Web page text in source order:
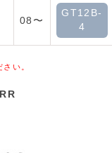
08〜
GT12B-
4
い。